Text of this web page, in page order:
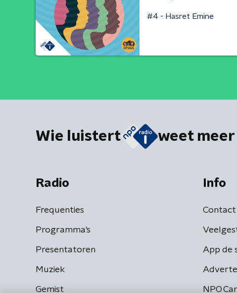
#4 - Hasret Emine
Wie luistert weet meer
Radio
Frequenties
Programma's
Presentatoren
Muziek
Gemist
Info
Contact
App de
NPO